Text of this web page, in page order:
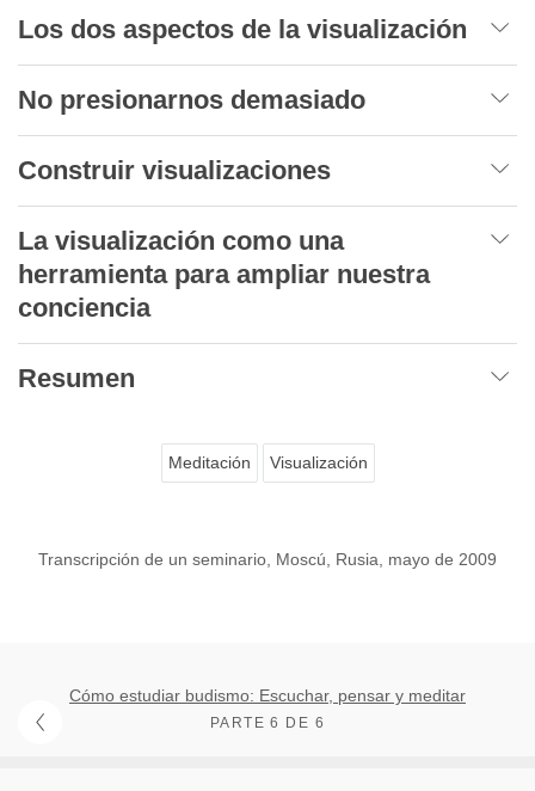
Los dos aspectos de la visualización
No presionarnos demasiado
Construir visualizaciones
La visualización como una
herramienta para ampliar nuestra
conciencia
Resumen
Meditación Visualización
Transcripción de un seminario, Moscú, Rusia, mayo de 2009
Cómo estudiar budismo: Escuchar, pensar y meditar
PARTE 6 DE 6